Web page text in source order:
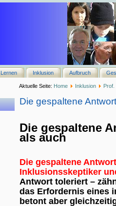
Lernen Inklusion Aufbruch
Aktuelle Seite: Home Inklusion Prof.
Die gespaltene Antwort
Die gespaltene
als auch
Die gespaltene
Inklusionsskeptiker
Antwort toleriert –
das Erfordernis eines
betont aber